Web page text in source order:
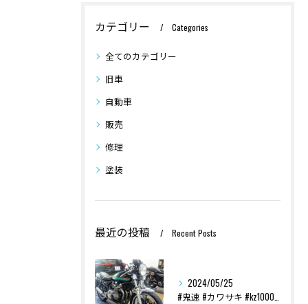
カテゴリー Categories
全てのカテゴリー
旧車
自動車
販売
修理
塗装
最近の投稿 Recent Posts
2024/05/25
#鬼速 #カワサキ #kz1000 #70s #custom...